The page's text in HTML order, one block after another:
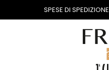
SPESE DI